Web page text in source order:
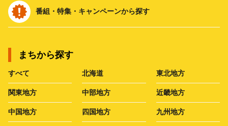
番組・特集・キャンペーンから探す
まちから探す
すべて 北海道 東北地方
関東地方 中部地方 近畿地方
中国地方 四国地方 九州地方